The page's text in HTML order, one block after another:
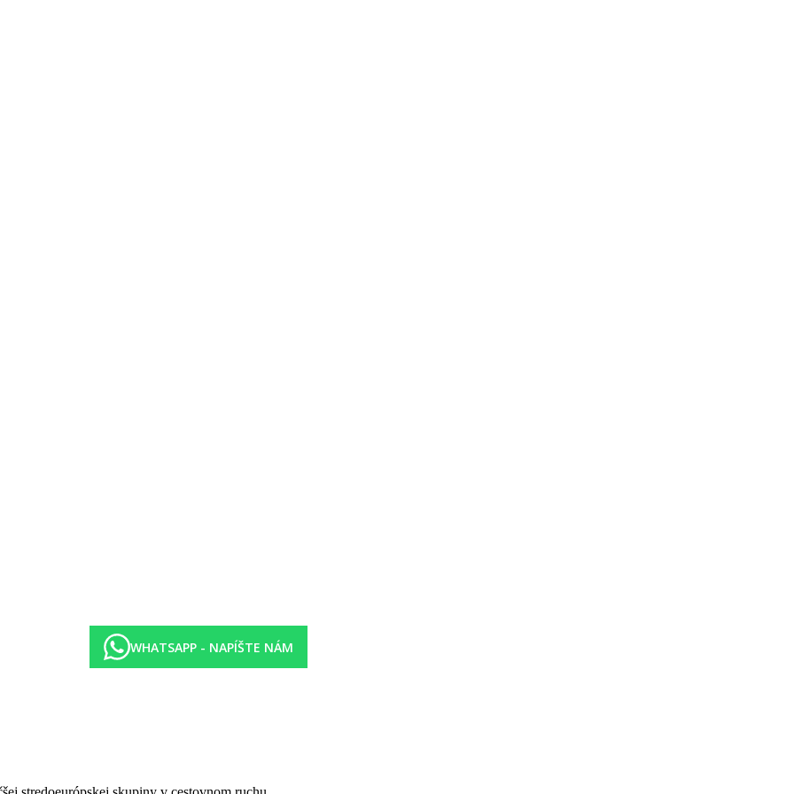
izieb. K vybaveniu hotela patrí recepcia (prihlásenie je možné od 15:00 hodín, odhlásenie do 11:00 hodín), lobby, 2 výťahy,
hosťom k dispozícii zadarmo. Ďalej má hotel konferenčný priestor s celkom 50 sedadlami a pripojením k internetu. Upratovanie
Niektoré služby sú závislé od ročného obdobia a od miestnych klimatických podmienok. Jazyky: angličtina a francúzština. Kreditné
detskou postieľkou (zadarmo), vykurovaním (centrálnym), internetom (zadarmo), trezorom (zadarmo) a satelit.TV s plochou obrazovkou
detskou postieľkou (zadarmo), vykurovaním (centrálnym), internetom (zadarmo), trezorom (zadarmo) a satelit.TV s plochou obrazovkou
WHATSAPP - NAPÍŠTE NÁM